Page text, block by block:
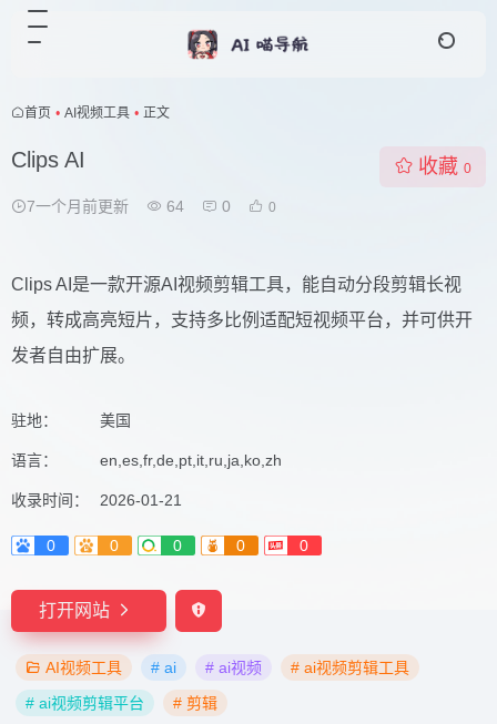
首页 • AI视频工具 • 正文
Clips AI
7一个月前更新 64 0 0
收藏 0
Clips AI是一款开源AI视频剪辑工具，能自动分段剪辑长视
频，转成高亮短片，支持多比例适配短视频平台，并可供开
发者自由扩展。
驻地： 美国
语言： en,es,fr,de,pt,it,ru,ja,ko,zh
收录时间： 2026-01-21
0 0 0 0 0
打开网站
AI视频工具 # ai # ai视频
# ai视频剪辑工具
# ai视频剪辑平台
# 剪辑